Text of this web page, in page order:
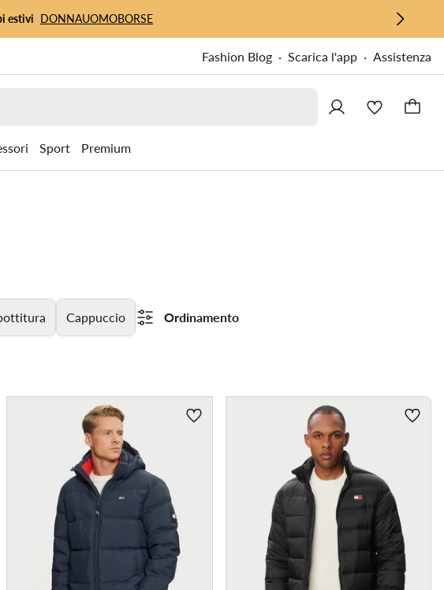
estivi DONNAUOMOBORSE
Fashion Blog Scarica l'app Assistenza
Sport Premium
Cappuccio Ordinamento